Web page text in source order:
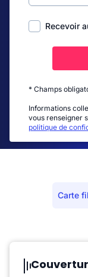
Recevoir
* Champs
Informations
vous renseigner
politique de
Carte